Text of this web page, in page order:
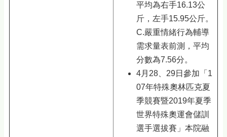
平均為右手16.13公
斤，左手15.95公斤。
C.嚴重情緒行為輔導
需求量表前測，平均
分數為7.56分。
4月28、29日參加「1
07年特殊奧林匹克夏
季競賽暨2019年夏季
世界特殊奧運會儲訓
選手選拔賽」本院融